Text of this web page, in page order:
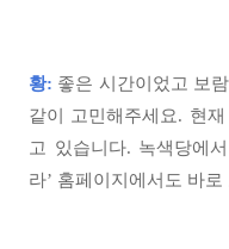
황: 좋은 시간이었고 보
같이 고민해주세요. 현
고 있습니다. 녹색당에
라’ 홈페이지에서도 바